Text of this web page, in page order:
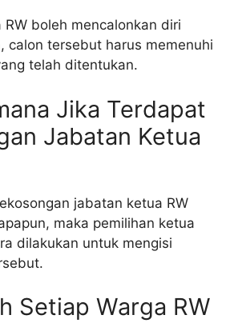
RW boleh mencalonkan diri
calon tersebut harus memenuhi
telah ditentukan.
Jika Terdapat
Jabatan Ketua
jabatan ketua RW
maka pemilihan ketua
dilakukan untuk mengisi
Setiap Warga RW